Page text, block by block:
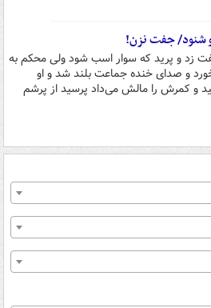
جفت نزن!
زد و پرید که سوار اسب شود ولی محکم به
و صدای خنده جماعت بلند شد و او
و کمرش را مالش می‌داد پرسید از پرشم